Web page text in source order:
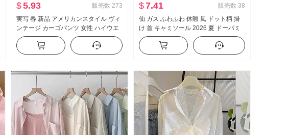
$5.93 販売数 273
実写 春 新品 アメリカンスタイル ヴィ
ンテージ カーゴパンツ 女性 ハイウエ
スト ワイドパンツ カジュアル ルーズ
フィット スリム効果 スリム効果 スポ
ーツパンツ
$7.41 販売数 38
仙 ガス ふわふわ 休暇 風 ドット柄 掛
け 首 キャミソール 2026 夏 ドーパミ
ン ケーキ ポンポン ベビーシャツ トッ
プス